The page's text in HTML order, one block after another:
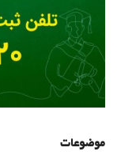
موضوعات